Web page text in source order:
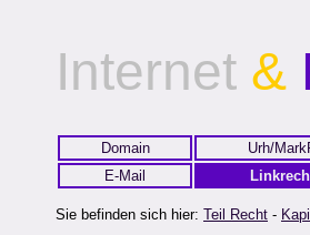
Internet &
Domain Urh/
E-Mail
Sie befinden sich hier: Teil Recht -